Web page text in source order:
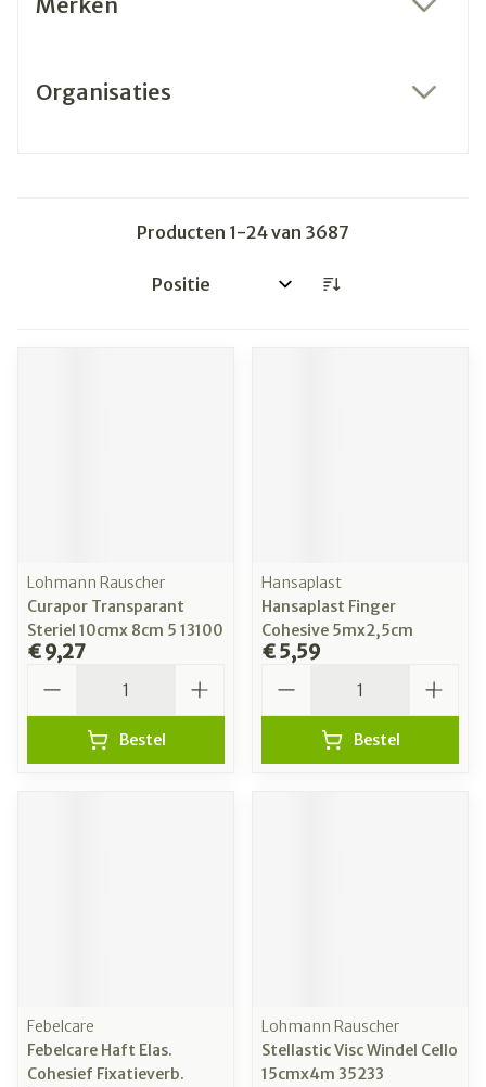
Organisaties
Producten 1-24van 3687
Sorteer op:
Lohmann Rauscher
Curapor Transparant
Steriel 10cmx 8cm 5 13100
€ 9,27
Bestel
Hansaplast
Hansaplast Finger
Cohesive 5mx2,5cm
€ 5,59
Bestel
Febelcare
Febelcare Haft Elas.
Cohesief Fixatieverb.
Lohmann Rauscher
Stellastic Visc Windel Cello
15cmx4m 35233